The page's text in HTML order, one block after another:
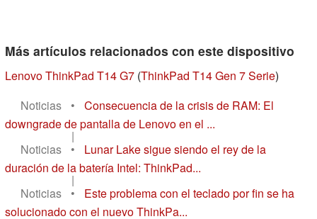
Más artículos relacionados con este dispositivo
Lenovo ThinkPad T14 G7 (ThinkPad T14 Gen 7 Serie)
Noticias
•
Consecuencia de la crisis de RAM: El
downgrade de pantalla de Lenovo en el ...
|
Noticias
•
Lunar Lake sigue siendo el rey de la
duración de la batería Intel: ThinkPad...
|
Noticias
•
Este problema con el teclado por fin se ha
solucionado con el nuevo ThinkPa...